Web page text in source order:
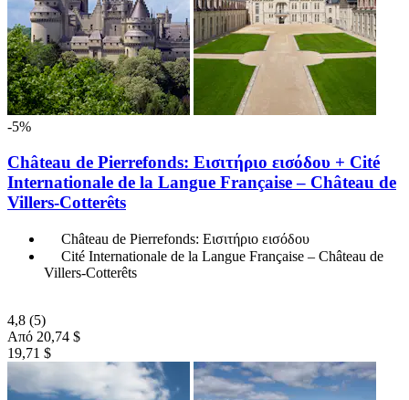
-5%
Château de Pierrefonds: Εισιτήριο εισόδου + Cité
Internationale de la Langue Française – Château de
Villers-Cotterêts
Château de Pierrefonds: Εισιτήριο εισόδου
Cité Internationale de la Langue Française – Château de
Villers-Cotterêts
4,8 (5)
Από 20,74 $
19,71 $